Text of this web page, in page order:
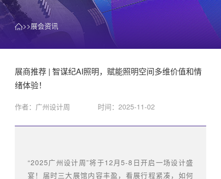
>>展会资讯
展商推荐 | 智谋纪AI照明，赋能照明空间多维价值和情
绪体验！
作者：广州设计周 时间：2025-11-02
“2025广州设计周”将于12月5-8日开启一场设计盛
宴！届时三大展馆内容丰盈，看展行程紧凑，如何